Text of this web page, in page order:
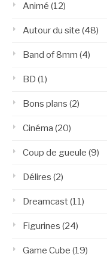
Animé (12)
Autour du site (48)
Band of 8mm (4)
BD (1)
Bons plans (2)
Cinéma (20)
Coup de gueule (9)
Délires (2)
Dreamcast(11)
Figurines (24)
Game Cube (19)